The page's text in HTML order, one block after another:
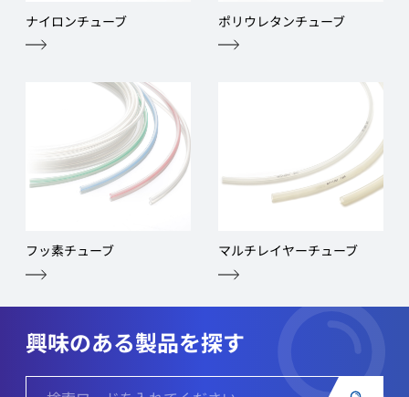
ナイロンチューブ ポリウレタンチューブ
フッ素チューブ マルチレイヤーチューブ
興味のある製品を探す